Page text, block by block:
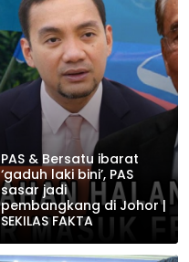
PAS & Bersatu ibarat
‘gaduh laki bini’, PAS
sasar jadi
pembangkang di Johor |
SEKILAS FAKTA